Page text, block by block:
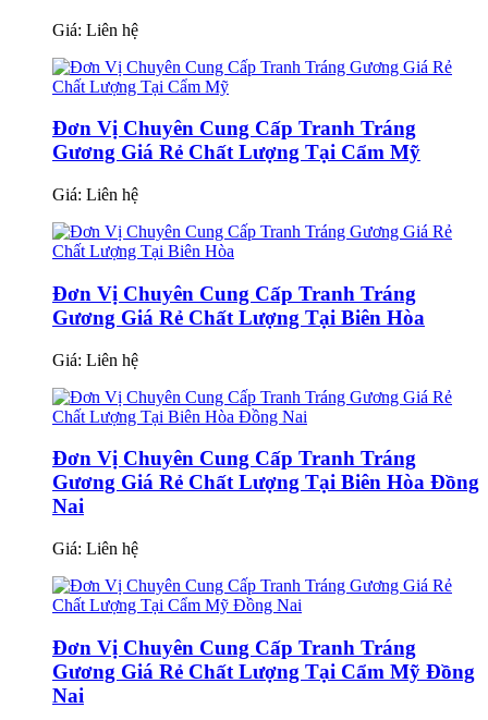
Giá: Liên hệ
Đơn Vị Chuyên Cung Cấp Tranh Tráng
Gương Giá Rẻ Chất Lượng Tại Cẩm Mỹ
Giá: Liên hệ
Đơn Vị Chuyên Cung Cấp Tranh Tráng
Gương Giá Rẻ Chất Lượng Tại Biên Hòa
Giá: Liên hệ
Đơn Vị Chuyên Cung Cấp Tranh Tráng
Gương Giá Rẻ Chất Lượng Tại Biên Hòa Đồng
Nai
Giá: Liên hệ
Đơn Vị Chuyên Cung Cấp Tranh Tráng
Gương Giá Rẻ Chất Lượng Tại Cẩm Mỹ Đồng
Nai